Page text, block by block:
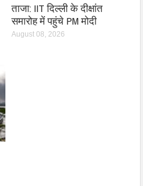
ताजा: IIT दिल्ली के दीक्षांत
समारोह में पहुंचे PM मोदी
August 08, 2026